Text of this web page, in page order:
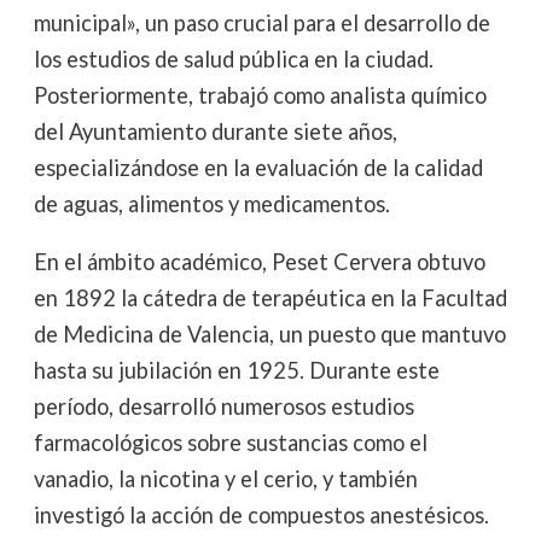
municipal», un paso crucial para el desarrollo de
los estudios de salud pública en la ciudad.
Posteriormente, trabajó como analista químico
del Ayuntamiento durante siete años,
especializándose en la evaluación de la calidad
de aguas, alimentos y medicamentos.
En el ámbito académico, Peset Cervera obtuvo
en 1892 la cátedra de terapéutica en la Facultad
de Medicina de Valencia, un puesto que mantuvo
hasta su jubilación en 1925. Durante este
período, desarrolló numerosos estudios
farmacológicos sobre sustancias como el
vanadio, la nicotina y el cerio, y también
investigó la acción de compuestos anestésicos.